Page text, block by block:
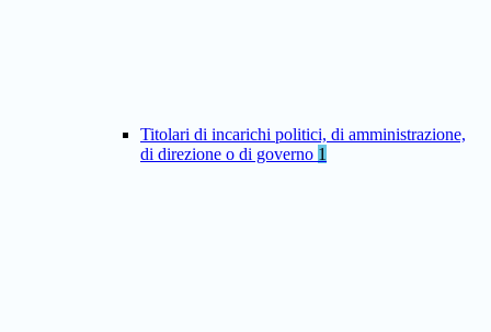
Titolari di incarichi politici, di amministrazione,
di direzione o di governo 1